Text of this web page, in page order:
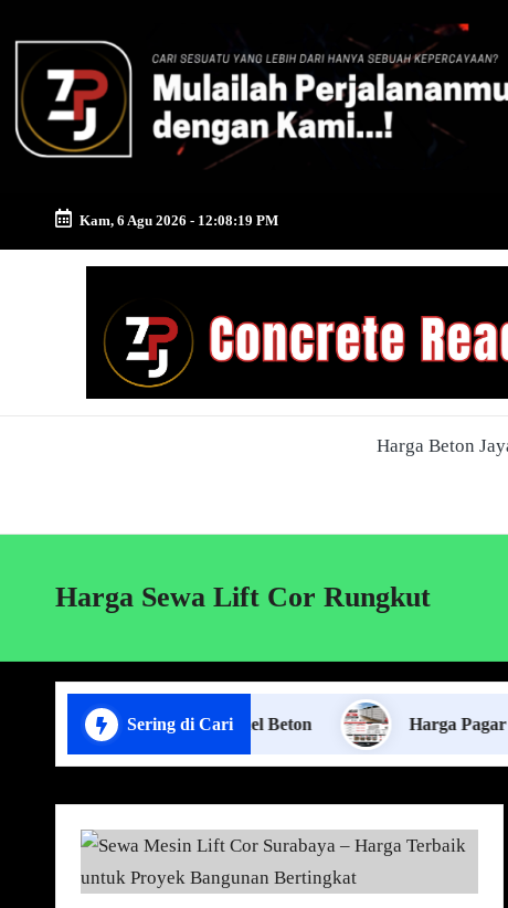
content
Kam, 6 Agu 2026 - 12:08:20 PM
Harga Beton
Harga Sewa Lift Cor Rungkut
Sering di Cari
Pasang Pagar Panel Beton Harga Pagar Panel